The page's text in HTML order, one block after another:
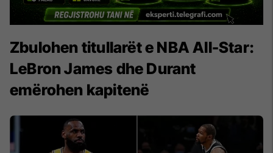
Zbulohen titullarët e NBA All-Star:
LeBron James dhe Durant
emërohen kapitenë